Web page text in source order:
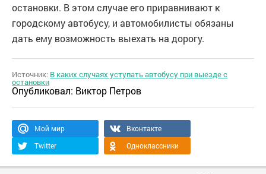
остановки. В этом случае его приравнивают к
городскому автобусу, и автомобилисты обязаны
дать ему возможность выехать на дорогу.
Источник: В каких случаях уступать автобусу при выезде с
остановки
Опубликовал: Виктор Петров
Мой мир
Вконтакте
Twitter
Одноклассники